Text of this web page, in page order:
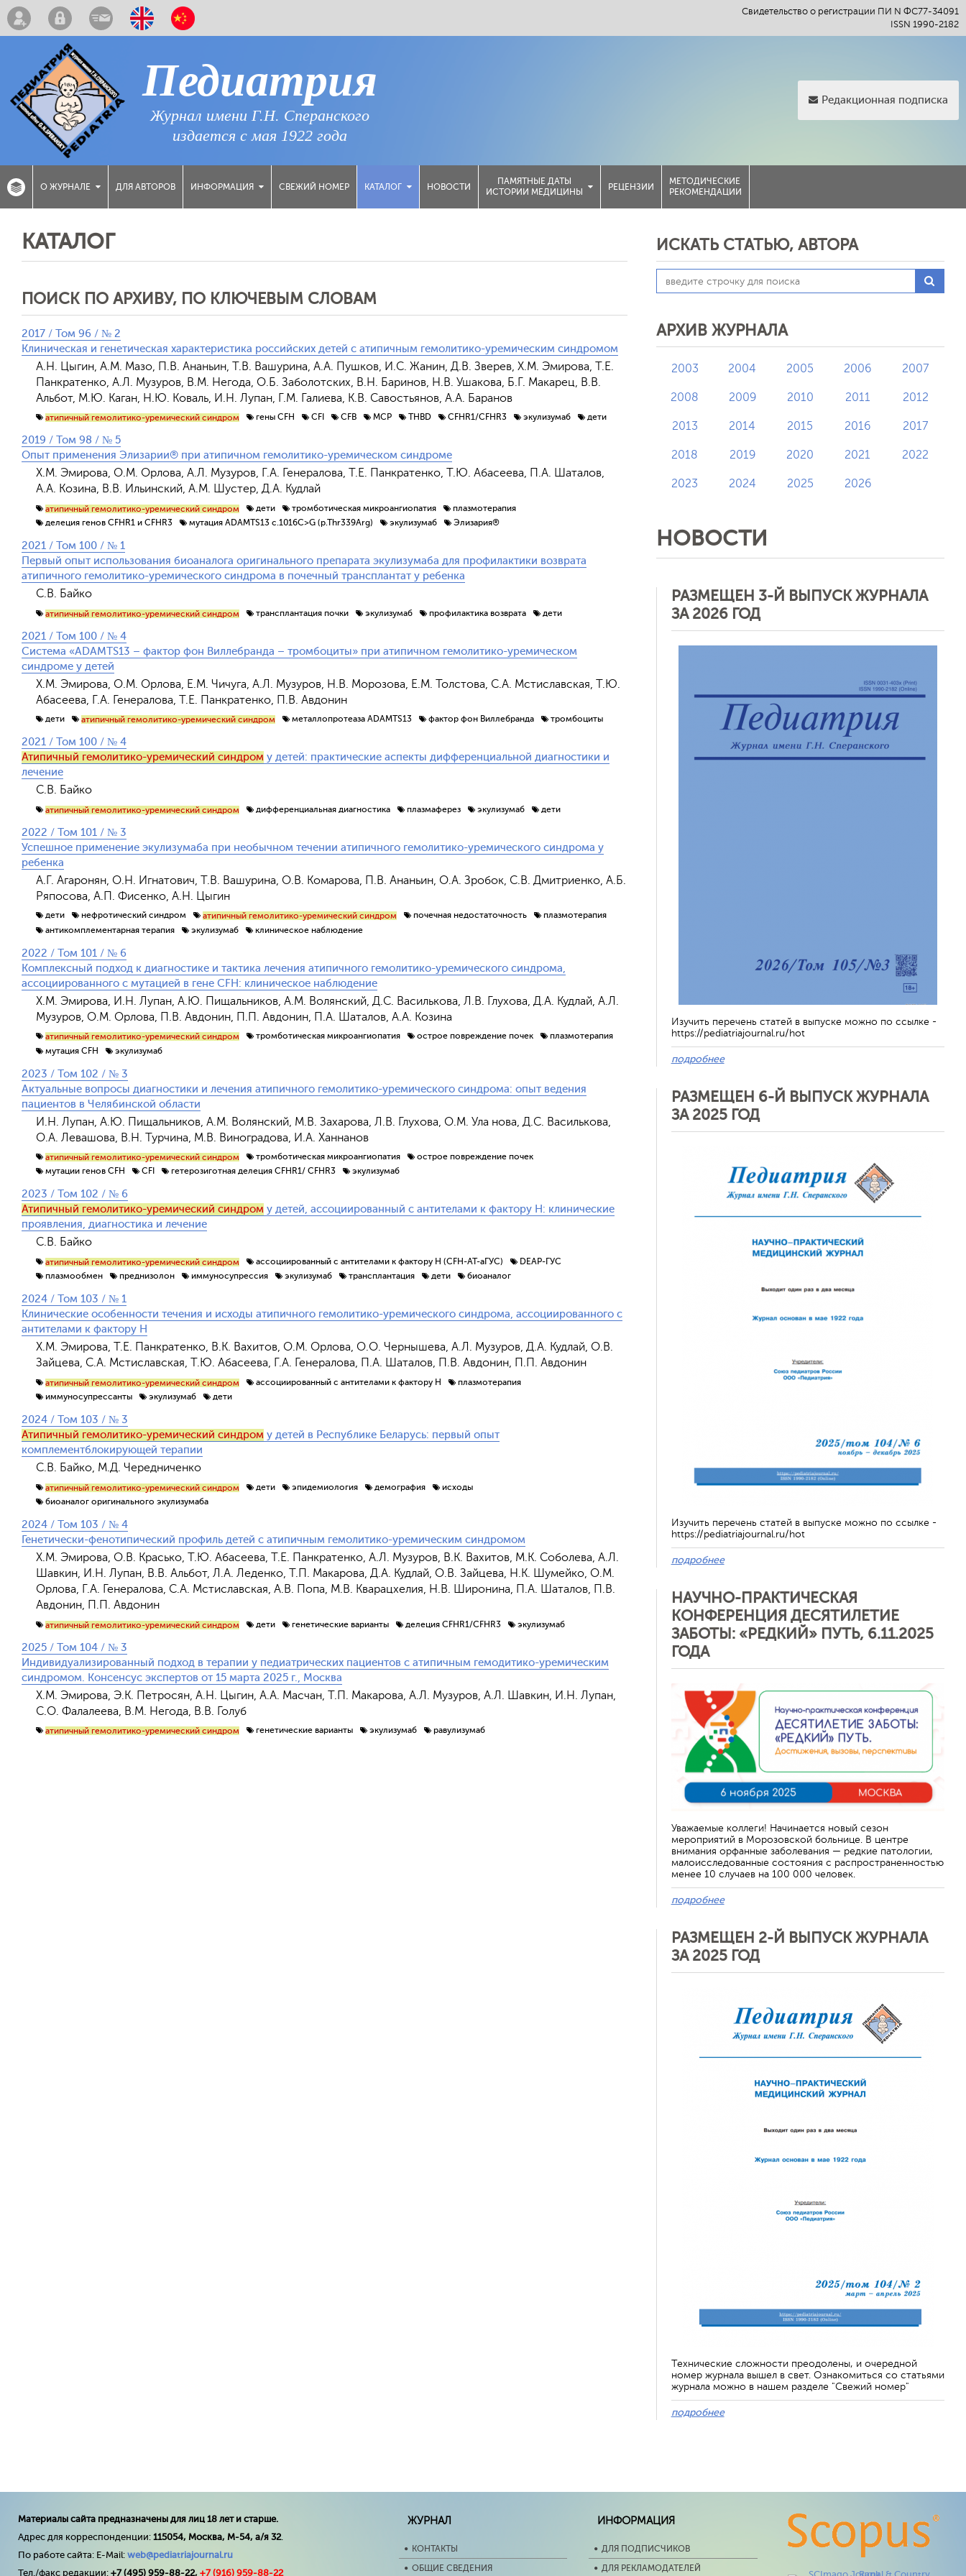
Свидетельство о регистрации ПИ N ФС77-34091
ISSN 1990-2182
Педиатрия
Журнал имени Г.Н. Сперанского
издается с мая 1922 года
Редакционная подписка
О ЖУРНАЛЕ ДЛЯ АВТОРОВ ИНФОРМАЦИЯ СВЕЖИЙ НОМЕР КАТАЛОГ НОВОСТИ
ПАМЯТНЫЕ ДАТЫ
ИСТОРИИ МЕДИЦИНЫ
РЕЦЕНЗИИ
МЕТОДИЧЕСКИЕ
РЕКОМЕНДАЦИИ
КАТАЛОГ
ПОИСК ПО АРХИВУ, ПО КЛЮЧЕВЫМ СЛОВАМ
2017 / Том 96 / № 2
Клиническая и генетическая характеристика российских детей с атипичным гемолитико-уремическим синдромом
А.Н. Цыгин, А.М. Мазо, П.В. Ананьин, Т.В. Вашурина, А.А. Пушков, И.С. Жанин, Д.В. Зверев, Х.М. Эмирова, Т.Е.
Панкратенко, А.Л. Музуров, В.М. Негода, О.Б. Заболотских, В.Н. Баринов, Н.В. Ушакова, Б.Г. Макарец, В.В.
Альбот, М.Ю. Каган, Н.Ю. Коваль, И.Н. Лупан, Г.М. Галиева, К.В. Савостьянов, А.А. Баранов
атипичный гемолитико-уремический синдром гены CFH CFI CFB MCP THBD CFHR1/CFHR3 экулизумаб дети
2019 / Том 98 / № 5
Опыт применения Элизарии® при атипичном гемолитико-уремическом синдроме
Х.М. Эмирова, О.М. Орлова, А.Л. Музуров, Г.А. Генералова, Т.Е. Панкратенко, Т.Ю. Абасеева, П.А. Шаталов,
А.А. Козина, В.В. Ильинский, А.М. Шустер, Д.А. Кудлай
атипичный гемолитико-уремический синдром дети тромботическая микроангиопатия
плазмотерапия
делеция генов CFHR1 и CFHR3
мутация ADAMTS13 c.1016C>G (p.Thr339Arg) экулизумаб Элизария®
2021 / Том 100 / № 1
Первый опыт использования биоаналога оригинального препарата экулизумаба для профилактики возврата
атипичного гемолитико-уремического синдрома в почечный трансплантат у ребенка
С.В. Байко
атипичный гемолитико-уремический синдром трансплантация почки экулизумаб профилактика возврата дети
2021 / Том 100 / № 4
Система «АDAMTS13 – фактор фон Виллебранда – тромбоциты» при атипичном гемолитико-уремическом
синдроме у детей
Х.М. Эмирова, О.М. Орлова, Е.М. Чичуга, А.Л. Музуров, Н.В. Морозова, Е.М. Толстова, С.А. Мстиславская, Т.Ю.
Абасеева, Г.А. Генералова, Т.Е. Панкратенко, П.В. Авдонин
дети атипичный гемолитико-уремический синдром металлопротеаза ADAMTS13 фактор фон Виллебранда тромбоциты
2021 / Том 100 / № 4
Атипичный гемолитико-уремический синдром у детей: практические аспекты дифференциальной диагностики и
лечение
С.В. Байко
атипичный гемолитико-уремический синдром дифференциальная диагностика плазмаферез экулизумаб дети
2022 / Том 101 / № 3
Успешное применение экулизумаба при необычном течении атипичного гемолитико-уремического синдрома у
ребенка
А.Г. Агаронян, О.Н. Игнатович, Т.В. Вашурина, О.В. Комарова, П.В. Ананьин, О.А. Зробок, С.В. Дмитриенко, А.Б.
Ряпосова, А.П. Фисенко, А.Н. Цыгин
дети нефротический синдром атипичный гемолитико-уремический синдром почечная недостаточность
плазмотерапия
антикомплементарная терапия
экулизумаб клиническое наблюдение
2022 / Том 101 / № 6
Комплексный подход к диагностике и тактика лечения атипичного гемолитико-уремического синдрома,
ассоциированного с мутацией в гене CFH: клиническое наблюдение
Х.М. Эмирова, И.Н. Лупан, А.Ю. Пищальников, А.М. Волянский, Д.С. Василькова, Л.В. Глухова, Д.А. Кудлай, А.Л.
Музуров, О.М. Орлова, П.В. Авдонин, П.П. Авдонин, П.А. Шаталов, А.А. Козина
атипичный гемолитико-уремический синдром тромботическая микроангиопатия острое повреждение почек
плазмотерапия
мутация CFH
экулизумаб
2023 / Том 102 / № 3
Актуальные вопросы диагностики и лечения атипичного гемолитико-уремического синдрома: опыт ведения
пациентов в Челябинской области
И.Н. Лупан, А.Ю. Пищальников, А.М. Волянский, М.В. Захарова, Л.В. Глухова, О.М. Ула нова, Д.С. Василькова,
О.А. Левашова, В.Н. Турчина, М.В. Виноградова, И.А. Ханнанов
атипичный гемолитико-уремический синдром тромботическая микроангиопатия
острое повреждение почек
мутации генов СFH
CFI гетерозиготная делеция CFHR1/ CFHR3 экулизумаб
2023 / Том 102 / № 6
Атипичный гемолитико-уремический синдром у детей, ассоциированный с антителами к фактору Н: клинические
проявления, диагностика и лечение
С.В. Байко
атипичный гемолитико-уремический синдром ассоциированный с антителами к фактору Н (CFH-АТ-aГУС)
DEAP-ГУС
плазмообмен
преднизолон иммуносупрессия экулизумаб трансплантация дети биоаналог
2024 / Том 103 / № 1
Клинические особенности течения и исходы атипичного гемолитико-уремического синдрома, ассоциированного с
антителами к фактору Н
Х.М. Эмирова, Т.Е. Панкратенко, В.К. Вахитов, О.М. Орлова, О.О. Чернышева, А.Л. Музуров, Д.А. Кудлай, О.В.
Зайцева, С.А. Мстиславская, Т.Ю. Абасеева, Г.А. Генералова, П.А. Шаталов, П.В. Авдонин, П.П. Авдонин
атипичный гемолитико-уремический синдром ассоциированный с антителами к фактору Н
плазмотерапия
иммуносупрессанты
экулизумаб дети
2024 / Том 103 / № 3
Атипичный гемолитико-уремический синдром у детей в Республике Беларусь: первый опыт
комплементблокирующей терапии
С.В. Байко, М.Д. Чередниченко
атипичный гемолитико-уремический синдром дети эпидемиология демография
исходы
биоаналог оригинального экулизумаба
2024 / Том 103 / № 4
Генетически-фенотипический профиль детей с атипичным гемолитико-уремическим синдромом
Х.М. Эмирова, О.В. Красько, Т.Ю. Абасеева, Т.Е. Панкратенко, А.Л. Музуров, В.К. Вахитов, М.К. Соболева, А.Л.
Шавкин, И.Н. Лупан, В.В. Альбот, Л.А. Леденко, Т.П. Макарова, Д.А. Кудлай, О.В. Зайцева, Н.К. Шумейко, О.М.
Орлова, Г.А. Генералова, С.А. Мстиславская, А.В. Попа, М.В. Кварацхелия, Н.В. Широнина, П.А. Шаталов, П.В.
Авдонин, П.П. Авдонин
атипичный гемолитико-уремический синдром дети генетические варианты делеция CFHR1/CFHR3 экулизумаб
2025 / Том 104 / № 3
Индивидуализированный подход в терапии у педиатрических пациентов с атипичным гемодитико-уремическим
синдромом. Консенсус экспертов от 15 марта 2025 г., Москва
Х.М. Эмирова, Э.К. Петросян, А.Н. Цыгин, А.А. Масчан, Т.П. Макарова, А.Л. Музуров, А.Л. Шавкин, И.Н. Лупан,
С.О. Фалалеева, В.М. Негода, В.В. Голуб
атипичный гемолитико-уремический синдром генетические варианты экулизумаб равулизумаб
ИСКАТЬ СТАТЬЮ, АВТОРА
АРХИВ ЖУРНАЛА
2003 2004 2005 2006 2007
2008 2009 2010 2011 2012
2013 2014 2015 2016 2017
2018 2019 2020 2021 2022
2023 2024 2025 2026
НОВОСТИ
РАЗМЕЩЕН 3-Й ВЫПУСК ЖУРНАЛА
ЗА 2026 ГОД
Изучить перечень статей в выпуске можно по ссылке -
https://pediatriajournal.ru/hot
подробнее
РАЗМЕЩЕН 6-Й ВЫПУСК ЖУРНАЛА
ЗА 2025 ГОД
Изучить перечень статей в выпуске можно по ссылке -
https://pediatriajournal.ru/hot
подробнее
НАУЧНО-ПРАКТИЧЕСКАЯ
КОНФЕРЕНЦИЯ ДЕСЯТИЛЕТИЕ
ЗАБОТЫ: «РЕДКИЙ» ПУТЬ, 6.11.2025
ГОДА
Уважаемые коллеги! Начинается новый сезон
мероприятий в Морозовской больнице. В центре
внимания орфанные заболевания — редкие патологии,
малоисследованные состояния с распространенностью
менее 10 случаев на 100 000 человек.
подробнее
РАЗМЕЩЕН 2-Й ВЫПУСК ЖУРНАЛА
ЗА 2025 ГОД
Технические сложности преодолены, и очередной
номер журнала вышел в свет. Ознакомиться со статьями
журнала можно в нашем разделе "Свежий номер"
подробнее
Материалы сайта предназначены для лиц 18 лет и старше.
Адрес для корреспонденции: 115054, Москва, М-54, а/я 32.
По работе сайта: E-Mail: web@pediatriajournal.ru
Тел./факс редакции: +7 (495) 959-88-22, +7 (916) 959-88-22
ЖУРНАЛ
КОНТАКТЫ
ОБЩИЕ СВЕДЕНИЯ
ИНФОРМАЦИЯ
ДЛЯ ПОДПИСЧИКОВ
ДЛЯ РЕКЛАМОДАТЕЛЕЙ
Обратная связь
Отменить